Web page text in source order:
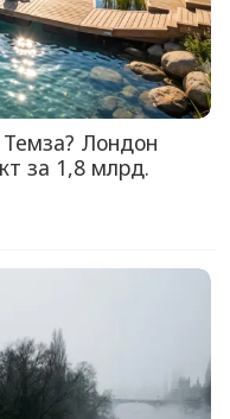
Лондон
за 1,8 млрд.